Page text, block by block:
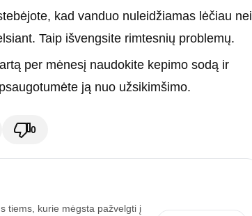
kad vanduo nuleidžiamas lėčiau nei
Taip išvengsite rimtesnių problemų.
per mėnesį naudokite kepimo sodą ir
ją nuo užsikimšimo.
0
tiems, kurie mėgsta pažvelgti į